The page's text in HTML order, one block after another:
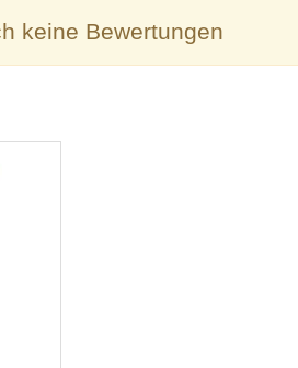
keine Bewertungen